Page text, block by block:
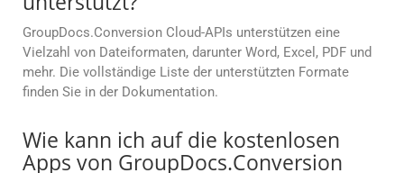
GroupDocs.Conversion Cloud-APIs unterstützen eine
Vielzahl von Dateiformaten, darunter Word, Excel, PDF und
mehr. Die vollständige Liste der unterstützten Formate
finden Sie in der Dokumentation.
Wie kann ich auf die kostenlosen
Apps von GroupDocs.Conversion